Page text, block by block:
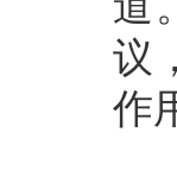
议
作